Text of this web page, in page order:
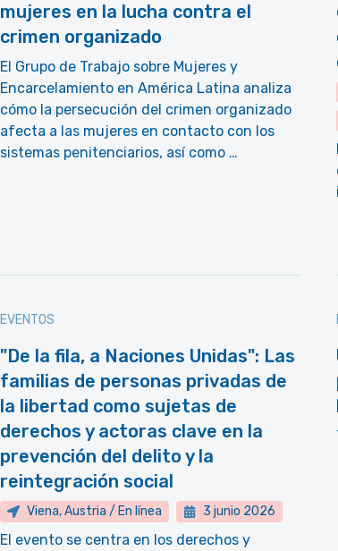
mujeres en la lucha contra el
crimen organizado
El Grupo de Trabajo sobre Mujeres y
Encarcelamiento en América Latina analiza
cómo la persecución del crimen organizado
afecta a las mujeres en contacto con los
sistemas penitenciarios, así como …
EVENTOS
"De la fila, a Naciones Unidas": Las
familias de personas privadas de
la libertad como sujetas de
derechos y actoras clave en la
prevención del delito y la
reintegración social
Viena, Austria / En línea 3 junio 2026
El evento se centra en los derechos y